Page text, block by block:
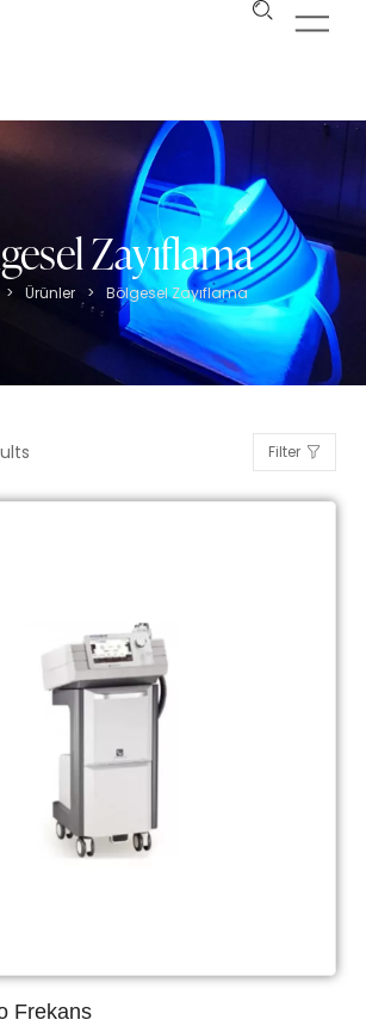
Zayıflama
> Ürünler > Bölgesel Zayıflama
Filter
Frekans